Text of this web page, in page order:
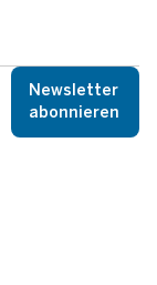
Newsletter
abonnieren